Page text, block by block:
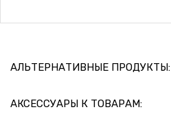
АЛЬТЕРНАТИВНЫЕ ПРОДУКТЫ:
АКСЕССУАРЫ К ТОВАРАМ: